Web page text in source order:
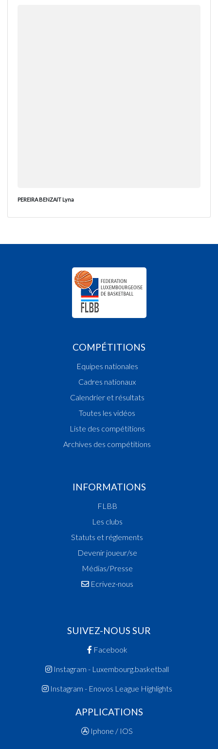
PEREIRA BENZAIT Lyna
COMPÉTITIONS
Equipes nationales
Cadres nationaux
Calendrier et résultats
Toutes les vidéos
Liste des compétitions
Archives des compétitions
INFORMATIONS
FLBB
Les clubs
Statuts et réglements
Devenir joueur/se
Médias/Presse
Ecrivez-nous
SUIVEZ-NOUS SUR
Facebook
Instagram - Luxembourg.basketball
Instagram - Enovos League Highlights
APPLICATIONS
Iphone / IOS